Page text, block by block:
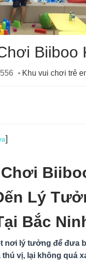
Biiboo
556 Khu vui chơi trẻ
]
Lý
Bắc
nơi lý tưởng để đưa
vị, lại không quá